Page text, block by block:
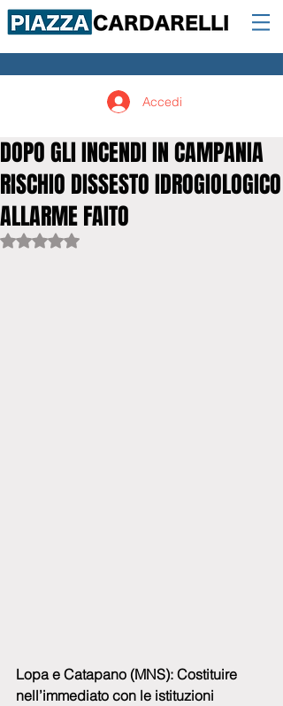
Accedi
DOPO GLI INCENDI IN CAMPANIA
RISCHIO DISSESTO IDROGIOLOGICO
ALLARME FAITO
Valutazione NaN stelle su 5.
Lopa e Catapano (MNS): Costituire
nell’immediato con le istituzioni